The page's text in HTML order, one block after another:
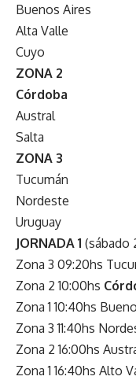
Buenos Aires
Alta Valle
Cuyo
ZONA 2
Córdoba
Austral
Salta
ZONA 3
Tucumán
Nordeste
Uruguay
JORNADA 1 (sábado
Zona 3 09:20hs
Zona 2 10:00hs
Zona 1 10:40hs
Zona 3 11:40hs
Zona 2 16:00hs
Zona 1 16:40hs Alto